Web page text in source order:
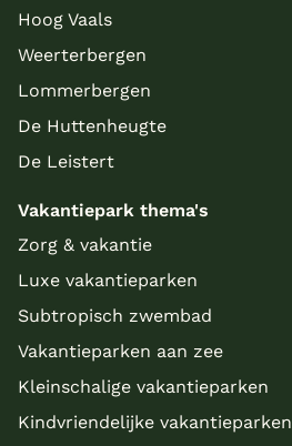
Hoog Vaals
Weerterbergen
Lommerbergen
De Huttenheugte
De Leistert
Vakantiepark thema's
Zorg & vakantie
Luxe vakantieparken
Subtropisch zwembad
Vakantieparken aan zee
Kleinschalige vakantieparken
Kindvriendelijke vakantieparken